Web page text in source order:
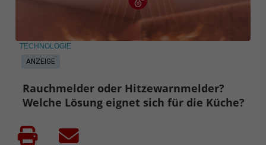
ANZEIGE
TECHNOLOGIE
Rauchmelder oder Hitzewarnmelder?
Welche Lösung eignet sich für die Küche?